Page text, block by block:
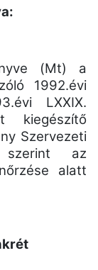
(Mt) a
1992.évi
LXXIX.
kiegészítő
Szervezeti
szerint az
alatt